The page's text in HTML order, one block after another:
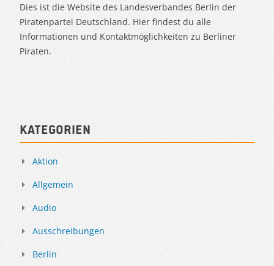
Dies ist die Website des Landesverbandes Berlin der
Piratenpartei Deutschland. Hier findest du alle
Informationen und Kontaktmöglichkeiten zu Berliner
Piraten.
Kategorien
Aktion
Allgemein
Audio
Ausschreibungen
Berlin